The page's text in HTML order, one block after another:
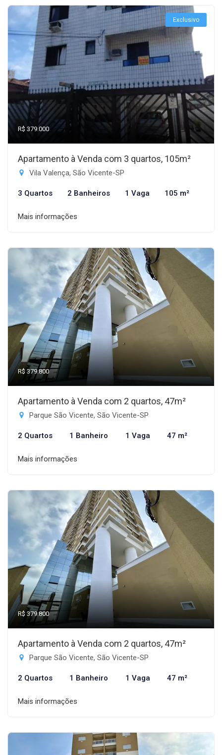
Exclusivo
R$ 379.000
Apartamento à Venda com 3 quartos, 105m²
Vila Valença, São Vicente-SP
3 Quartos 2 Banheiros 1 Vaga 105 m²
Mais informações
R$ 379.800
Apartamento à Venda com 2 quartos, 47m²
Parque São Vicente, São Vicente-SP
2 Quartos 1 Banheiro 1 Vaga 47 m²
Mais informações
R$ 379.800
Apartamento à Venda com 2 quartos, 47m²
Parque São Vicente, São Vicente-SP
2 Quartos 1 Banheiro 1 Vaga 47 m²
Mais informações